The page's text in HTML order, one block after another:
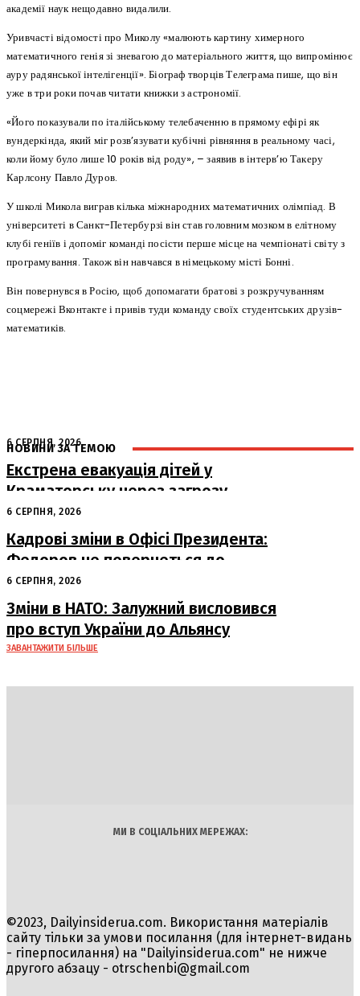
академії наук нещодавно видалили.
Уривчасті відомості про Миколу «малюють картину химерного
математичного генія зі зневагою до матеріального життя, що випромінює
ауру радянської інтелігенції». Біограф творців Телеграма пише, що він
уже в три роки почав читати книжки з астрономії.
«Його показували по італійському телебаченню в прямому ефірі як
вундеркінда, який міг розв’язувати кубічні рівняння в реальному часі,
коли йому було лише 10 років від роду», – заявив в інтерв’ю Такеру
Карлсону Павло Дуров.
У школі Микола виграв кілька міжнародних математичних олімпіад. В
університеті в Санкт-Петербурзі він став головним мозком в елітному
клубі геніїв і допоміг команді посісти перше місце на чемпіонаті світу з
програмування. Також він навчався в німецькому місті Бонні.
Він повернувся в Росію, щоб допомагати братові з розкручуванням
соцмережі Вконтакте і привів туди команду своїх студентських друзів-
математиків.
НОВИНИ ЗА ТЕМОЮ
6 СЕРПНЯ, 2026
Екстрена евакуація дітей у
Краматорську через загрозу
безпеці
6 СЕРПНЯ, 2026
Кадрові зміни в Офісі Президента:
Федоров не повернеться до
Міноборони
6 СЕРПНЯ, 2026
Зміни в НАТО: Залужний висловився
про вступ України до Альянсу
ЗАВАНТАЖИТИ БІЛЬШЕ
МИ В СОЦІАЛЬНИХ МЕРЕЖАХ:
©2023, Dailyinsiderua.com. Використання матеріалів
сайту тільки за умови посилання (для інтернет-видань
- гіперпосилання) на "Dailyinsiderua.com" не нижче
другого абзацу - otrschenbi@gmail.com